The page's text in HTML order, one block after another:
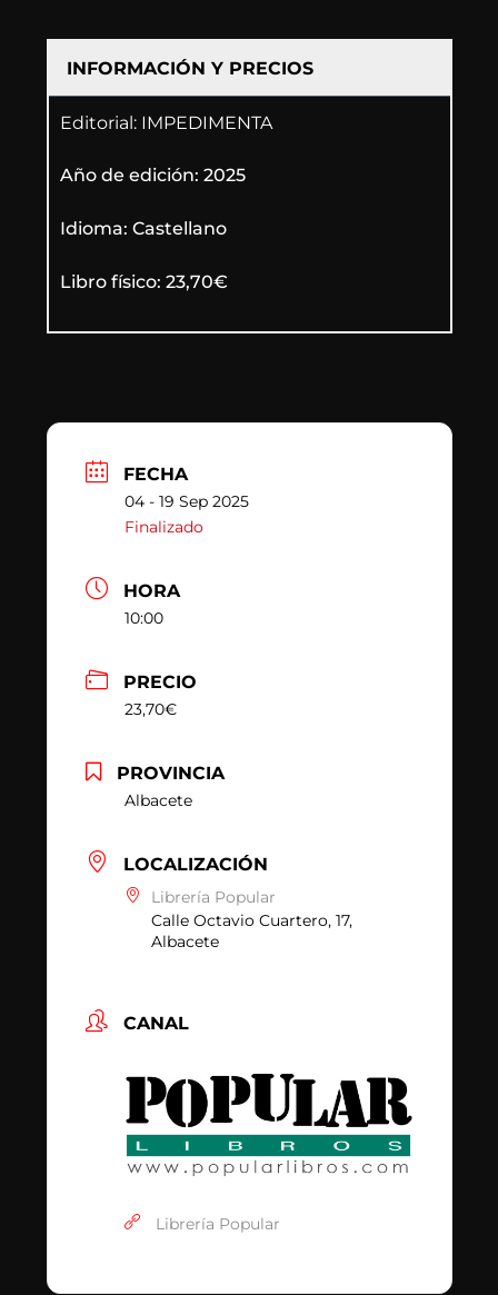
INFORMACIÓN Y PRECIOS
Editorial: IMPEDIMENTA
Año de edición: 2025
Idioma: Castellano
Libro físico: 23,70€
FECHA
04 - 19 Sep 2025
Finalizado
HORA
10:00
PRECIO
23,70€
PROVINCIA
Albacete
LOCALIZACIÓN
Librería Popular
Calle Octavio Cuartero, 17,
Albacete
CANAL
Librería Popular